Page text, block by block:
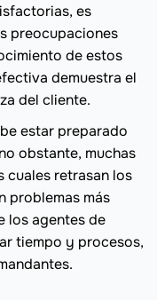
es
preocupaciones
de estos
demuestra el
del cliente.
estar preparado
obstante, muchas
cuales retrasan los
problemas más
los agentes de
tiempo y procesos,